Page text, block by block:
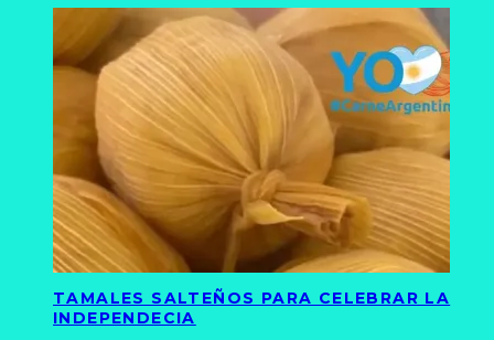
TAMALES SALTEÑOS PARA CELEBRAR LA
INDEPENDECIA